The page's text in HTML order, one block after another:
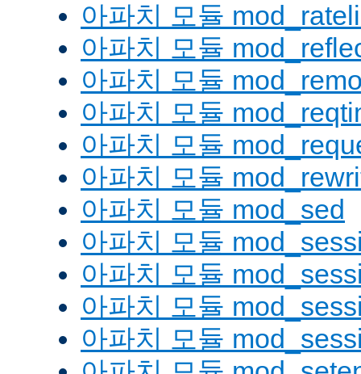
아파치 모듈
아파치 모듈
아파치 모듈
아파치 모듈
아파치 모듈
아파치 모듈
아파치 모듈 mod_sed
아파치 모듈
아파치 모듈
아파치 모듈
아파치 모듈